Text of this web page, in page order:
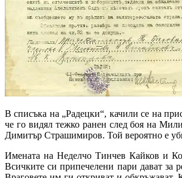
В списъка на „Радецки“, качили се на
че го видял тежко ранен след боя на
Димитър Страшимиров. Той вероятно е
Имената на Неделчо Тинчев Кайков и
Всичките си припечелени пари дават за